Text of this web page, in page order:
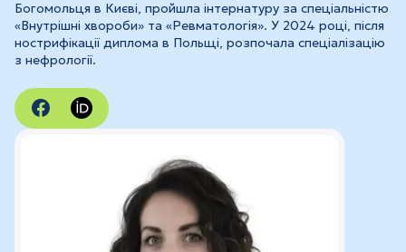
Богомольця в Києві, пройшла інтернатуру за спеціальністю
«Внутрішні хвороби» та «Ревматологія». У 2024 році, після
нострифікації диплома в Польщі, розпочала спеціалізацію
з нефрології.